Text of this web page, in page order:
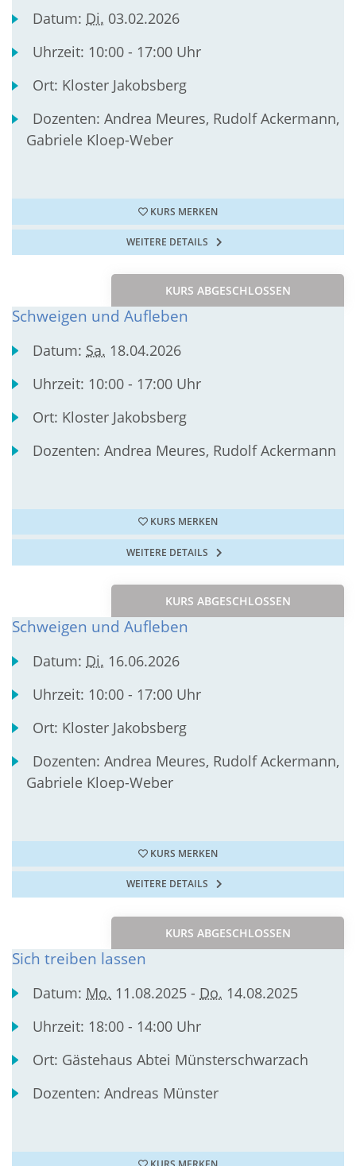
Datum: Di. 03.02.2026
Uhrzeit: 10:00 - 17:00 Uhr
Ort: Kloster Jakobsberg
Dozenten:Andrea Meures, Rudolf Ackermann,
Gabriele Kloep-Weber
KURS MERKEN
WEITERE DETAILS
KURS ABGESCHLOSSEN
Schweigen und Aufleben
Datum: Sa. 18.04.2026
Uhrzeit: 10:00 - 17:00 Uhr
Ort: Kloster Jakobsberg
Dozenten:Andrea Meures, Rudolf Ackermann
KURS MERKEN
WEITERE DETAILS
KURS ABGESCHLOSSEN
Schweigen und Aufleben
Datum: Di. 16.06.2026
Uhrzeit: 10:00 - 17:00 Uhr
Ort: Kloster Jakobsberg
Dozenten:Andrea Meures, Rudolf Ackermann,
Gabriele Kloep-Weber
KURS MERKEN
WEITERE DETAILS
KURS ABGESCHLOSSEN
Sich treiben lassen
Datum: Mo. 11.08.2025 - Do. 14.08.2025
Uhrzeit: 18:00 - 14:00 Uhr
Ort: Gästehaus Abtei Münsterschwarzach
Dozenten:Andreas Münster